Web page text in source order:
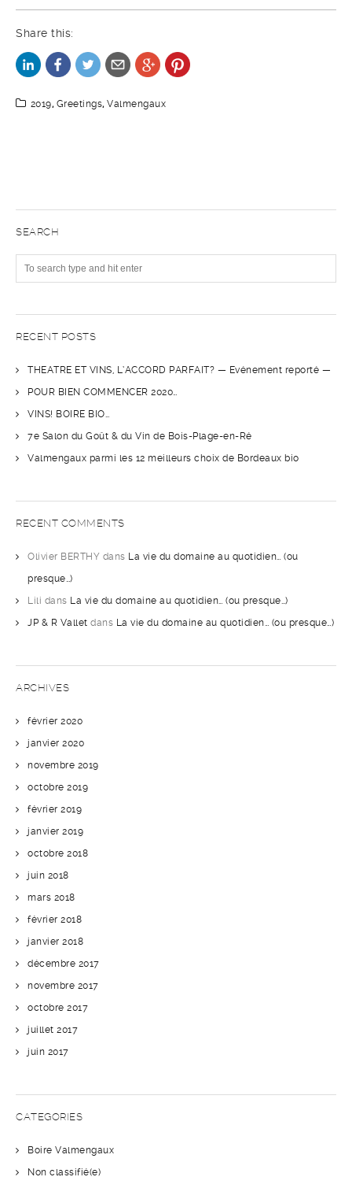
Share this:
2019, Greetings, Valmengaux
SEARCH
RECENT POSTS
THEATRE ET VINS, L’ACCORD PARFAIT? — Evénement reporté —
POUR BIEN COMMENCER 2020…
VINS! BOIRE BIO…
7e Salon du Goût & du Vin de Bois-Plage-en-Ré
Valmengaux parmi les 12 meilleurs choix de Bordeaux bio
RECENT COMMENTS
Olivier BERTHY dans La vie du domaine au quotidien… (ou
presque…)
Lili dans La vie du domaine au quotidien… (ou presque…)
JP & R Vallet dans La vie du domaine au quotidien… (ou presque…)
ARCHIVES
février 2020
janvier 2020
novembre 2019
octobre 2019
février 2019
janvier 2019
octobre 2018
juin 2018
mars 2018
février 2018
janvier 2018
décembre 2017
novembre 2017
octobre 2017
juillet 2017
juin 2017
CATEGORIES
Boire Valmengaux
Non classifié(e)